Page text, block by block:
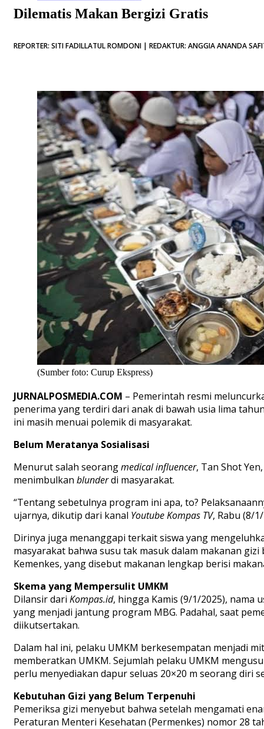
Dilematis Makan Bergizi Gratis
REPORTER: SITI FADILLATUL ROMDONI | REDAKTUR: ANGGIA ANANDA
(Sumber foto: Curup Ekspress)
JURNALPOSMEDIA.COM – Pemerintah resmi
penerima yang terdiri dari anak di bawah usia lima
ini masih menuai polemik di masyarakat.
Belum Meratanya Sosialisasi
Menurut salah seorangmedical influencer, Tan Shot
menimbulkan blunderdi masyarakat.
“Tentang sebetulnya program ini apa, to?
ujarnya, dikutip dari kanal Youtube Kompas TV, Rabu (8/
Dirinya juga menanggapi terkait siswa yang
masyarakat bahwa susu tak masuk dalam makanan
Kemenkes, yang disebut makanan lengkap berisi
Skema yang Mempersulit UMKM
Dilansir dari Kompas.id, hingga Kamis (9/1/2025), nama
yang menjadi jantung program MBG. Padahal, saat
diikutsertakan.
Dalam hal ini, pelaku UMKM berkesempatan menjadi
memberatkan UMKM. Sejumlah pelaku UMKM
perlu menyediakan dapur seluas 20×20 m seorang diri
Kebutuhan Gizi yang Belum Terpenuhi
Pemeriksa gizi menyebut bahwa setelah mengamati
Peraturan Menteri Kesehatan (Permenkes) nomor 28